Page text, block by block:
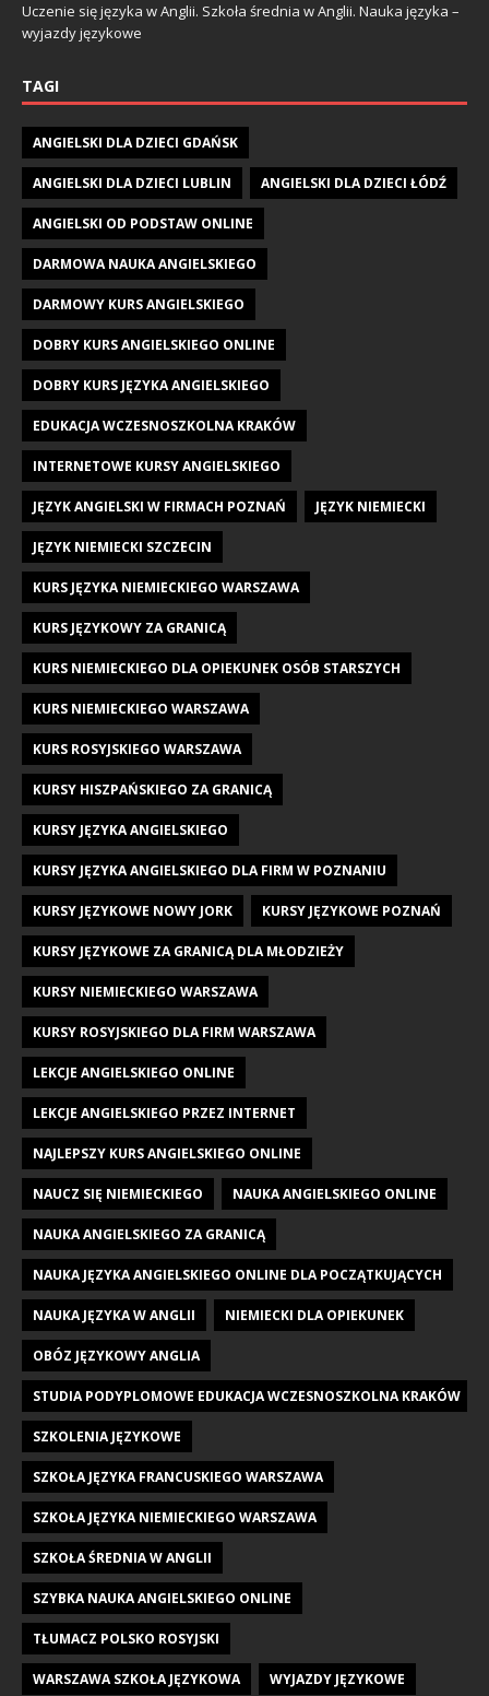
Uczenie się języka w Anglii. Szkoła średnia w Anglii. Nauka języka –
wyjazdy językowe
TAGI
ANGIELSKI DLA DZIECI GDAŃSK
ANGIELSKI DLA DZIECI LUBLIN ANGIELSKI DLA DZIECI ŁÓDŹ
ANGIELSKI OD PODSTAW ONLINE
DARMOWA NAUKA ANGIELSKIEGO
DARMOWY KURS ANGIELSKIEGO
DOBRY KURS ANGIELSKIEGO ONLINE
DOBRY KURS JĘZYKA ANGIELSKIEGO
EDUKACJA WCZESNOSZKOLNA KRAKÓW
INTERNETOWE KURSY ANGIELSKIEGO
JĘZYK ANGIELSKI W FIRMACH POZNAŃ JĘZYK NIEMIECKI
JĘZYK NIEMIECKI SZCZECIN
KURS JĘZYKA NIEMIECKIEGO WARSZAWA
KURS JĘZYKOWY ZA GRANICĄ
KURS NIEMIECKIEGO DLA OPIEKUNEK OSÓB STARSZYCH
KURS NIEMIECKIEGO WARSZAWA
KURS ROSYJSKIEGO WARSZAWA
KURSY HISZPAŃSKIEGO ZA GRANICĄ
KURSY JĘZYKA ANGIELSKIEGO
KURSY JĘZYKA ANGIELSKIEGO DLA FIRM W POZNANIU
KURSY JĘZYKOWE NOWY JORK KURSY JĘZYKOWE POZNAŃ
KURSY JĘZYKOWE ZA GRANICĄ DLA MŁODZIEŻY
KURSY NIEMIECKIEGO WARSZAWA
KURSY ROSYJSKIEGO DLA FIRM WARSZAWA
LEKCJE ANGIELSKIEGO ONLINE
LEKCJE ANGIELSKIEGO PRZEZ INTERNET
NAJLEPSZY KURS ANGIELSKIEGO ONLINE
NAUCZ SIĘ NIEMIECKIEGO NAUKA ANGIELSKIEGO ONLINE
NAUKA ANGIELSKIEGO ZA GRANICĄ
NAUKA JĘZYKA ANGIELSKIEGO ONLINE DLA POCZĄTKUJĄCYCH
NAUKA JĘZYKA W ANGLII NIEMIECKI DLA OPIEKUNEK
OBÓZ JĘZYKOWY ANGLIA
STUDIA PODYPLOMOWE EDUKACJA WCZESNOSZKOLNA KRAKÓW
SZKOLENIA JĘZYKOWE
SZKOŁA JĘZYKA FRANCUSKIEGO WARSZAWA
SZKOŁA JĘZYKA NIEMIECKIEGO WARSZAWA
SZKOŁA ŚREDNIA W ANGLII
SZYBKA NAUKA ANGIELSKIEGO ONLINE
TŁUMACZ POLSKO ROSYJSKI
WARSZAWA SZKOŁA JĘZYKOWA WYJAZDY JĘZYKOWE